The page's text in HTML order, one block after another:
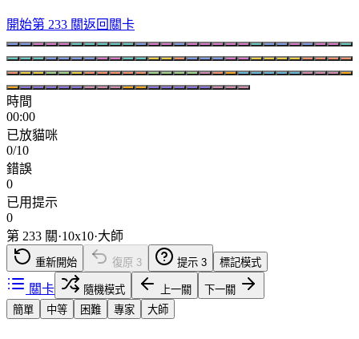
開始第 233 關返回關卡
時間
00:00
已放貓咪
0/10
錯誤
0
已用提示
0
第 233 關·10x10·大師
重新開始 復原 3 提示 3 標記模式
關卡 隨機模式 上一關
下一關
簡單
中等 困難 專家 大師